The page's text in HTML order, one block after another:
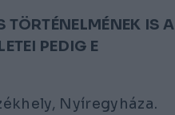
TÖRTÉNELMÉNEK IS A
PEDIG E
Nyíregyháza.